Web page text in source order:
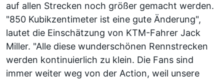
auf allen Strecken noch größer gemacht werden.
"850 Kubikzentimeter ist eine gute Änderung",
lautet die Einschätzung von KTM-Fahrer Jack
Miller. "Alle diese wunderschönen Rennstrecken
werden kontinuierlich zu klein. Die Fans sind
immer weiter weg von der Action, weil unsere